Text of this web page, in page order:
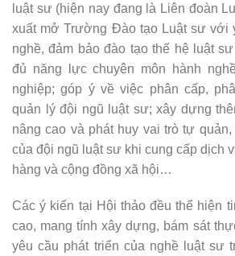
luật sư (hiện nay đang là Liên đoàn
xuất mở Trường Đào tạo Luật sư với
nghề, đảm bảo đào tạo thế hệ luật
đủ năng lực chuyên môn hành
nghiệp; góp ý về việc phân cấp,
quản lý đội ngũ luật sư; xây dựng
nâng cao và phát huy vai trò tự
của đội ngũ luật sư khi cung cấp dịch
hàng và cộng đồng xã hội…
Các ý kiến tại Hội thảo đều thể hiện
cao, mang tính xây dựng, bám sát
yêu cầu phát triển của nghề luật sư